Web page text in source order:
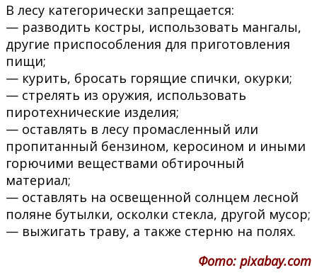
В лесу категорически запрещается:
— разводить костры, использовать мангалы,
другие приспособления для приготовления
пищи;
— курить, бросать горящие спички, окурки;
— стрелять из оружия, использовать
пиротехнические изделия;
— оставлять в лесу промасленный или
пропитанный бензином, керосином и иными
горючими веществами обтирочный
материал;
— оставлять на освещенной солнцем лесной
поляне бутылки, осколки стекла, другой мусор;
— выжигать траву, а также стерню на полях.
Фото: pixabay.com